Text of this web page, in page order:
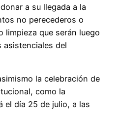
a su llegada a la
no perecederos o
limpieza que serán luego
del
la celebración de
como la
el día 25 de julio, a las